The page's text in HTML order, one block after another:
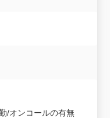
/オンコールの有無